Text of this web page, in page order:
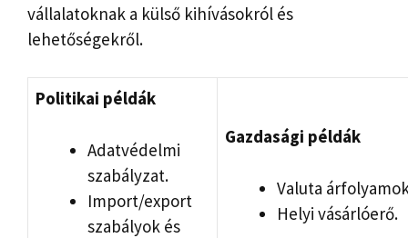
vállalatoknak a külső kihívásokról és
lehetőségekről.
Politikai példák
Adatvédelmi
szabályzat.
Import/export
szabályok és
Gazdasági példák
Valuta
Helyi vásárlóerő.